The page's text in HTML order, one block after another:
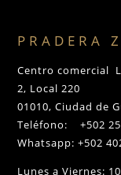
PRADERA
Centro comercial
2, Local 220
01010, Ciudad de
Teléfono: +502
Whatsapp: +502
Lunes a Viernes: